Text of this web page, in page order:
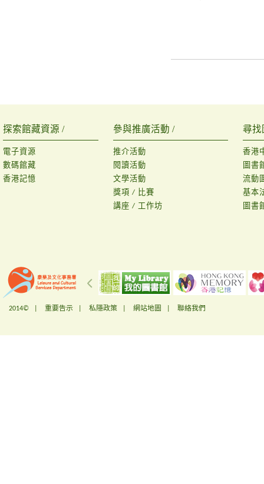
探索館藏資源 /
電子資源
數碼館藏
香港記憶
參與推廣活動 /
推介活動
閱讀活動
文學活動
獎項 / 比賽
講座 / 工作坊
尋找
香港
圖書
流動
基本
圖書
2014© | 重要告示 私隱政策 網站地圖 聯絡我們